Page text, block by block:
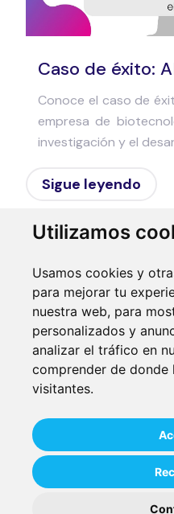
Utilizamos
Usamos cookies y
para mejorar tu
nuestra web, para
personalizados y
analizar el tráfico en
comprender de donde
visitantes.
Caso de éxito:
Conoce el caso de
empresa de
investigación y el
Sigue leyendo
Política de cookies